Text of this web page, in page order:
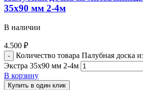
35х90 мм 2-4м
В наличии
4.500 ₽
Количество товара Палубная доска
Экстра 35х90 мм 2-4м
В корзину
Купить в один клик